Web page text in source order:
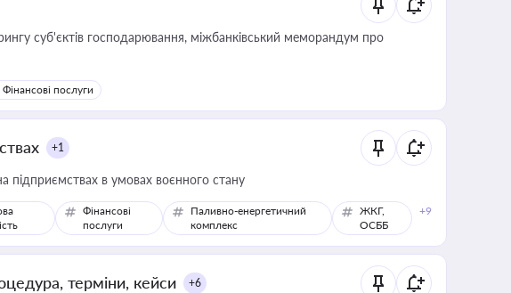
суб'єктів господарювання, міжбанківський меморандум про
Фінансові послуги
+1
підприємствах в умовах воєнного стану
Фінансові
послуги
Паливно-енергетичний
комплекс
ЖКГ,
ОСББ
+9
терміни, кейси +6